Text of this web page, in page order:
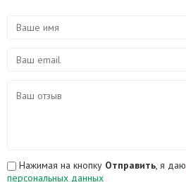
Нажимая на кнопку Отправить, я даю
персональных данных